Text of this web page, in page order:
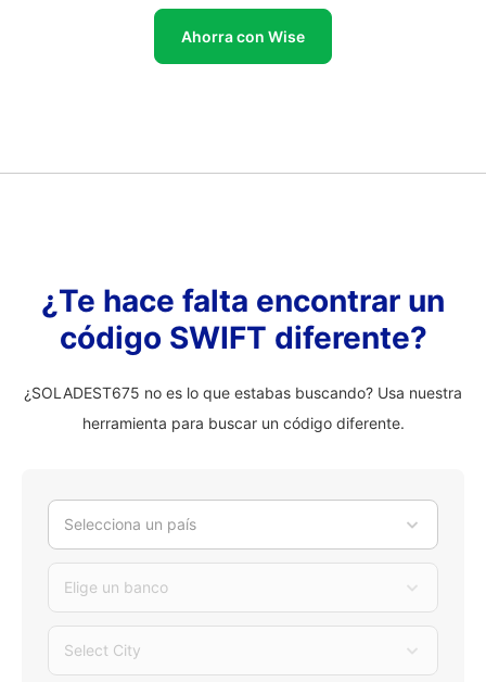
Ahorra con Wise
¿Te hace falta encontrar un
código SWIFT diferente?
¿SOLADEST675 no es lo que estabas buscando? Usa nuestra
herramienta para buscar un código diferente.
Selecciona un país
Elige un banco
Select City